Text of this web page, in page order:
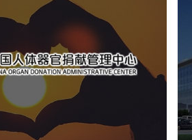
官捐献管理中心
国企 品牌官网
网站设计